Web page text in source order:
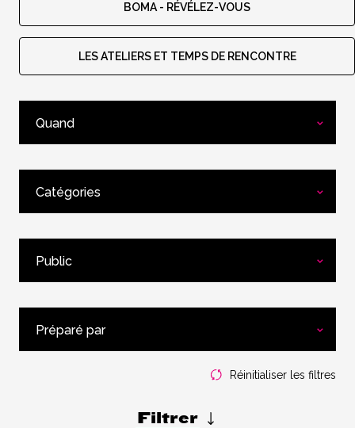
BOMA - RÉVÉLEZ-VOUS
LES ATELIERS ET TEMPS DE RENCONTRE
Quand
Catégories
Public
Préparé par
Réinitialiser les filtres
Filtrer